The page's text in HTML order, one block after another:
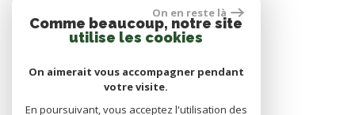
Espace propriétaire
On en reste là
Comme beaucoup, notre site
utilise les cookies
On aimerait vous accompagner pendant
votre visite.
En poursuivant, vous acceptez l'utilisation des